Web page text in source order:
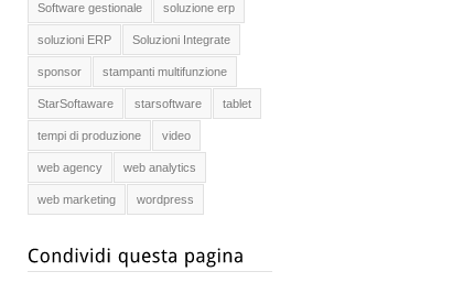
Software gestionale soluzione erp
soluzioni ERP Soluzioni Integrate
sponsor stampanti multifunzione
StarSoftaware starsoftware tablet
tempi di produzione video
web agency web analytics
web marketing wordpress